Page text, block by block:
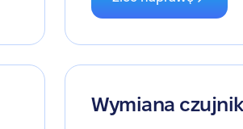
Wymiana